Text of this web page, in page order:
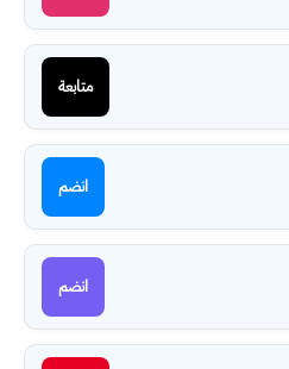
متابعة
انضم
انضم